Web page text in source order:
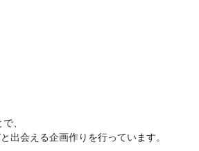
、
出会える企画作りを行っています。